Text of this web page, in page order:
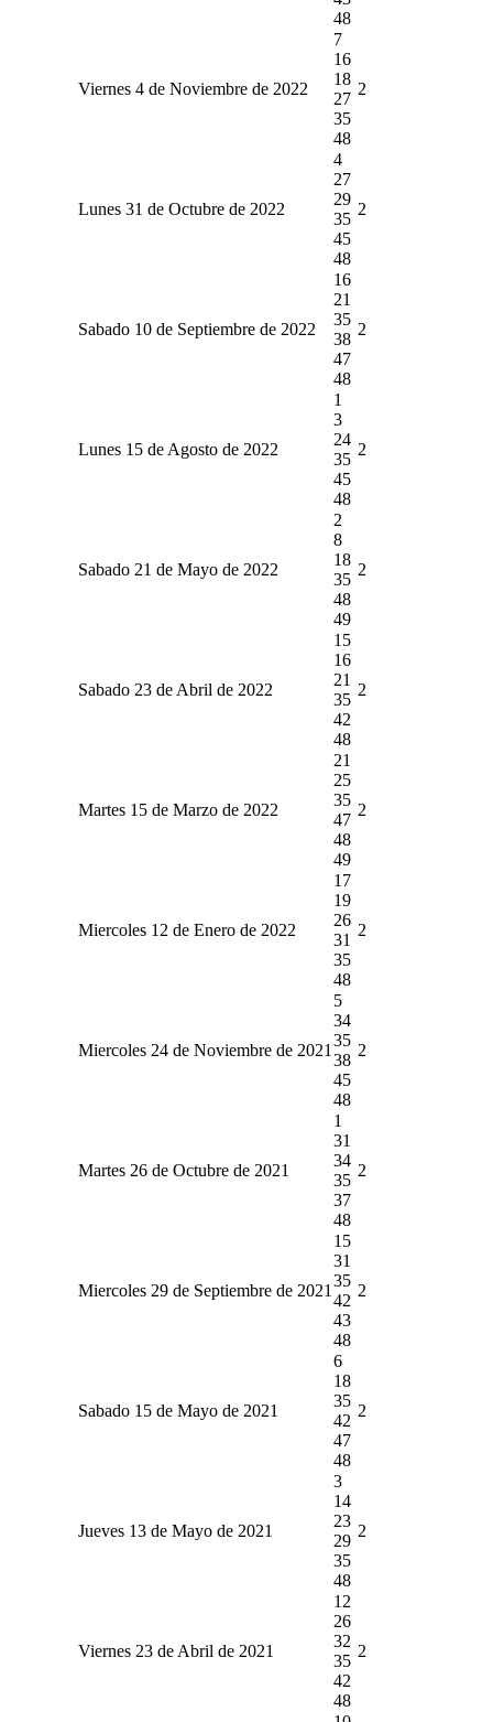
48
Viernes 4 de Noviembre de 2022
7
16
18
27
35
48
2
Lunes 31 de Octubre de 2022
4
27
29
35
45
48
2
Sabado 10 de Septiembre de 2022
16
21
35
38
47
48
2
Lunes 15 de Agosto de 2022
1
3
24
35
45
48
2
Sabado 21 de Mayo de 2022
2
8
18
35
48
49
2
Sabado 23 de Abril de 2022
15
16
21
35
42
48
2
Martes 15 de Marzo de 2022
21
25
35
47
48
49
2
Miercoles 12 de Enero de 2022
17
19
26
31
35
48
2
Miercoles 24 de Noviembre de 2021
5
34
35
38
45
48
2
Martes 26 de Octubre de 2021
1
31
34
35
37
48
2
Miercoles 29 de Septiembre de 2021
15
31
35
42
43
48
2
Sabado 15 de Mayo de 2021
6
18
35
42
47
48
2
Jueves 13 de Mayo de 2021
3
14
23
29
35
48
2
Viernes 23 de Abril de 2021
12
26
32
35
42
48
2